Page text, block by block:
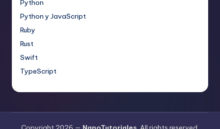
Python
Python y JavaScript
Ruby
Rust
Swift
TypeScript